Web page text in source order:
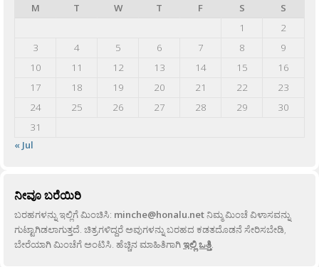
M
T W T F S
S
1
2
3
4 5 6 7 8
9
10
11 12 13 14 15
16
17
18 19 20 21 22
23
24
25 26 27 28 29
30
31
« Jul
ನೀವೂ ಬರೆಯಿರಿ
ಬರಹಗಳನ್ನು ಇಲ್ಲಿಗೆ ಮಿಂಚಿಸಿ: minche@honalu.netನಿಮ್ಮ ಮಿಂಚೆ ವಿಳಾಸವನ್ನು
ಗುಟ್ಟಾಗಿಡಲಾಗುತ್ತದೆ. ಚಿತ್ರಗಳಿದ್ದರೆ ಅವುಗಳನ್ನು ಬರಹದ ಕಡತದೊಡನೆ ಸೇರಿಸಬೇಡಿ,
ಬೇರೆಯಾಗಿ ಮಿಂಚೆಗೆ ಅಂಟಿಸಿ. ಹೆಚ್ಚಿನ ಮಾಹಿತಿಗಾಗಿಇಲ್ಲಿ ಒತ್ತಿ